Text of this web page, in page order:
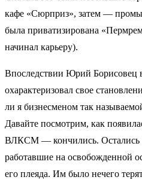
кафе «Сюрприз», затем —
была приватизирована
начинал карьеру).
Впоследствии Юрий Борисовец
охарактеризовал свое
ли я бизнесменом так
Давайте посмотрим, как
ВЛКСМ — кончились. Остались
работавшие на освобожденной
его плеяда. Им было нечего